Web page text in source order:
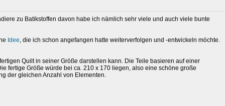
zu Batikstoffen davon habe ich nämlich sehr viele und auch viele bunte
Idee, die ich schon angefangen hatte weiterverfolgen und -entwickeln möchte.
Quilt in seiner Größe darstellen kann. Die Teile basieren auf einer
fertige Größe würde bei ca. 210 x 170 liegen, also eine schöne große
der gleichen Anzahl von Elementen.